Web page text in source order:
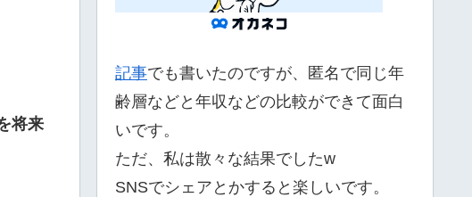
将来
記事でも書いたのですが、匿名で同じ年
齢層などと年収などの比較ができて面白
いです。
ただ、私は散々な結果でしたw
SNSでシェアとかすると楽しいです。